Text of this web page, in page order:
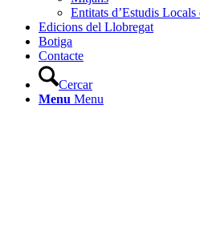
Entitats d’Estudis
Edicions del Llobregat
Botiga
Contacte
Cercar
Menu Menu